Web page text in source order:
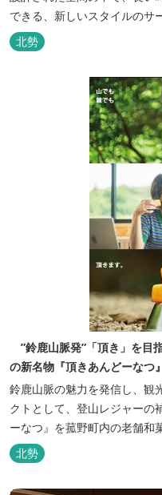
できる、新しいスタイルのサ
たてコーヒーやコミック、雑
でご利用いただけます。
北勢
”鈴鹿山脈発”「頂き」を目
の新名物『頂きあんどーなつ
鈴鹿山脈の魅力を発信し、観
クトとして、登山レジャーの
ーなつ』を菰野町内の老舗和
（金）より販売を開始いたしました。 ■商品コンセプ
の「頂き」を目指す人を応援
北勢